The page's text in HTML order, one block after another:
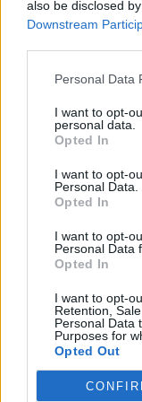
also be disclosed
Downstream
Personal Data
I want to opt-
personal data.
Opted In
I want to opt-
Personal Data.
Opted In
I want to opt-
Personal Data
Opted In
I want to opt-
Retention,
Personal Data
Purposes for
Opted Out
Žinios | Lietuvos
Savaitės vidurys
Žinios | Orai
Nufilmavo, kaip
vaizdas pribloškia
Žinios | Lietuvos
„Pagarba
prisiminimais
Žinios | Lietuvos